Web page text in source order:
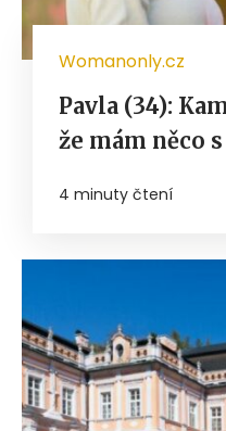
Womanonly.cz
Pavla (34):
že mám něco
4 minuty čtení